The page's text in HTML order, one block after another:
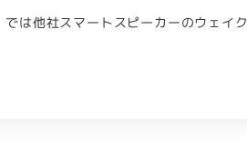
は他社スマートスピーカーのウェイク